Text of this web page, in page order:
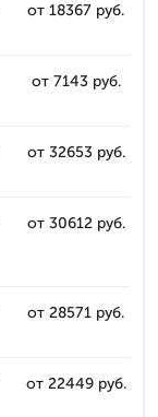
от 18367 руб.
от 7143 руб.
от 32653 руб.
от 30612 руб.
от 28571 руб.
от 22449 руб.